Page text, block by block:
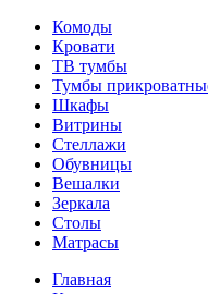
Комоды
Кровати
ТВ тумбы
Тумбы
Шкафы
Витрины
Стеллажи
Обувницы
Вешалки
Зеркала
Столы
Матрасы
Главная